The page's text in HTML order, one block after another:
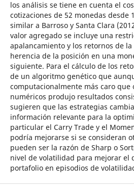
los análisis se tiene en cuenta el
cotizaciones de 52 monedas desde
similar a Barroso y Santa Clara
valor agregado se incluye una
apalancamiento y los retornos de
herencia de la posición en una
siguiente. Para el cálculo de los
de un algoritmo genético que
computacionalmente más caro que
numéricos produjo resultados
sugieren que las estrategias
información relevante para la
particular el Carry Trade y el
podría mejorarse si se consideran
pueden ser la razón de Sharp o
nivel de volatilidad para mejorar el
portafolio en episodios de